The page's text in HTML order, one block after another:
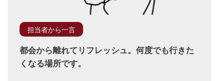
担当者から一言
都会から離れてリフレッシュ。何度でも行きた
くなる場所です。